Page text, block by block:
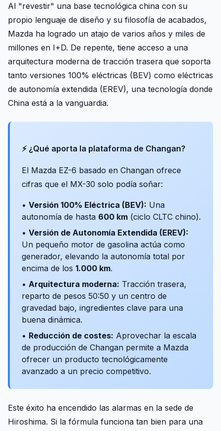
Al "revestir" una base tecnológica china con su
propio lenguaje de diseño y su filosofía de acabados,
Mazda ha logrado un atajo de varios años y miles de
millones en I+D. De repente, tiene acceso a una
arquitectura moderna de tracción trasera que soporta
tanto versiones 100% eléctricas (BEV) como eléctricas
de autonomía extendida (EREV), una tecnología donde
China está a la vanguardia.
⚡ ¿Qué aporta la plataforma de Changan?
El Mazda EZ-6 basado en Changan ofrece
cifras que el MX-30 solo podía soñar:
• Versión 100% Eléctrica (BEV): Una
autonomía de hasta 600 km (ciclo CLTC chino).
• Versión de Autonomía Extendida (EREV):
Un pequeño motor de gasolina actúa como
generador, elevando la autonomía total por
encima de los 1.000 km.
• Arquitectura moderna: Tracción trasera,
reparto de pesos 50:50 y un centro de
gravedad bajo, ingredientes clave para una
buena dinámica.
• Reducción de costes: Aprovechar la escala
de producción de Changan permite a Mazda
ofrecer un producto tecnológicamente
avanzado a un precio competitivo.
Este éxito ha encendido las alarmas en la sede de
Hiroshima. Si la fórmula funciona tan bien para una